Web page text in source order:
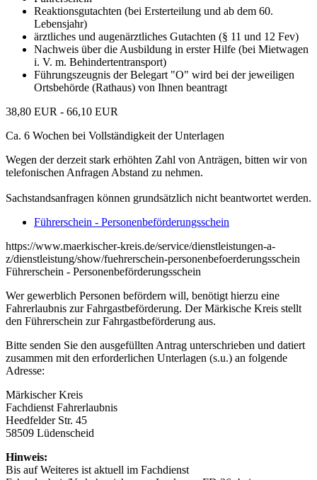
Reaktionsgutachten (bei Ersterteilung und ab dem 60.
Lebensjahr)
ärztliches und augenärztliches Gutachten (§ 11 und 12 Fev)
Nachweis über die Ausbildung in erster Hilfe (bei Mietwagen
i. V. m. Behindertentransport)
Führungszeugnis der Belegart "O" wird bei der jeweiligen
Ortsbehörde (Rathaus) von Ihnen beantragt
38,80 EUR - 66,10 EUR
Ca. 6 Wochen bei Vollständigkeit der Unterlagen
Wegen der derzeit stark erhöhten Zahl von Anträgen, bitten wir von
telefonischen Anfragen Abstand zu nehmen.
Sachstandsanfragen können grundsätzlich nicht beantwortet werden.
Führerschein - Personenbeförderungsschein
https://www.maerkischer-kreis.de/service/dienstleistungen-a-
z/dienstleistung/show/fuehrerschein-personenbefoerderungsschein
Führerschein - Personenbeförderungsschein
Wer gewerblich Personen befördern will, benötigt hierzu eine
Fahrerlaubnis zur Fahrgastbeförderung. Der Märkische Kreis stellt
den Führerschein zur Fahrgastbeförderung aus.
Bitte senden Sie den ausgefüllten Antrag unterschrieben und datiert
zusammen mit den erforderlichen Unterlagen (s.u.) an folgende
Adresse:
Märkischer Kreis
Fachdienst Fahrerlaubnis
Heedfelder Str. 45
58509 Lüdenscheid
Hinweis:
Bis auf Weiteres ist aktuell im Fachdienst